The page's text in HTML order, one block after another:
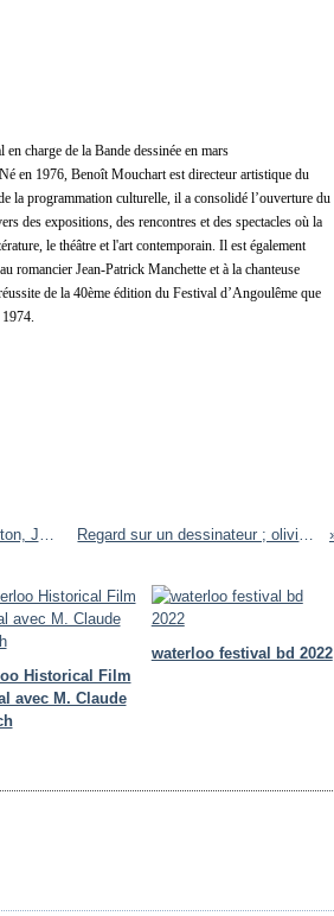
charge de la Bande dessinée en mars
en 1976, Benoît Mouchart est directeur artistique du
la programmation culturelle, il a consolidé l’ouverture du
des expositions, des rencontres et des spectacles où la
le théâtre etl'art contemporain. Il est également
romancier Jean-Patrick Manchette et à la chanteuse
de la 40ème édition du Festival d’Angoulême que
Napoléon Bonaparte tome 2 Auteurs : Pascal Davoz, Jean Torton, Jacques Martin Regard sur un dessinateur ; olivier frasier
Historical Film
avec M. Claude
waterloo festival bd 2022